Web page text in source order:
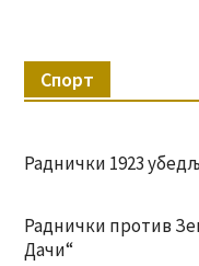
Спорт
Раднички 1923
Раднички против
Дачи“